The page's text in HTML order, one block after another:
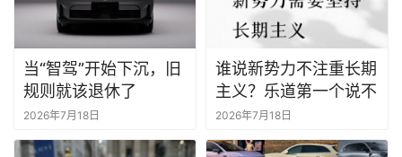
当“智驾”开始下沉，旧
规则就该退休了
2026年7月18日
谁说新势力不注重长期
主义？乐道第一个说不
2026年7月18日